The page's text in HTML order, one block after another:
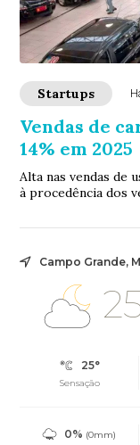
Startups
Vendas de
14% em 2025
Alta nas vendas de
à procedência dos
Campo Grande,
25°
Sensação
0% (0mm)